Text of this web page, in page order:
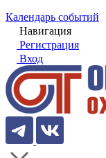
Календарь событий
Навигация
Регистрация
Вход